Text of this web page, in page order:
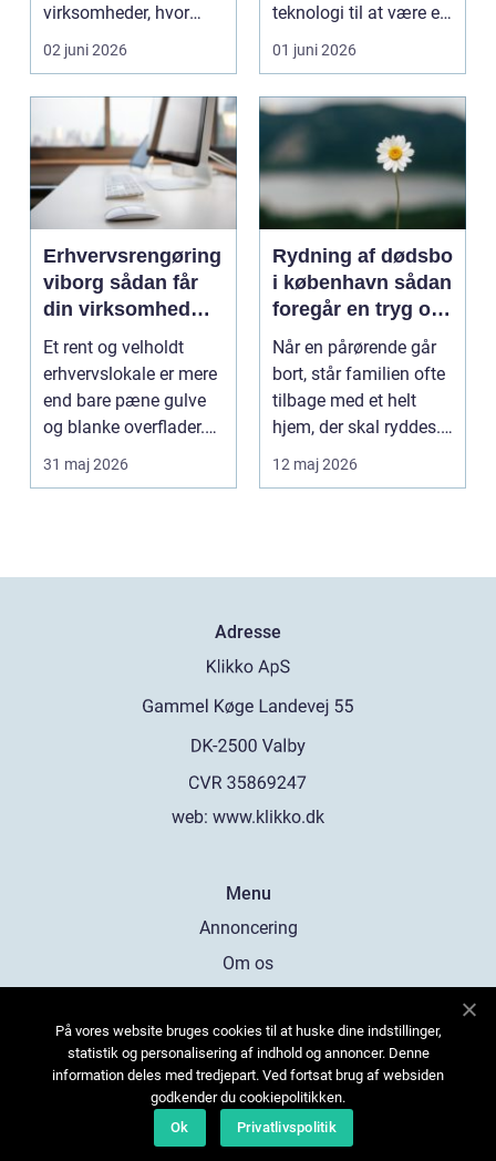
virksomheder, hvor
stabil forsyning af try...
02 juni 2026
teknologi til at være et
helt almindeligt ...
01 juni 2026
Erhvervsrengøring
viborg sådan får
din virksomhed
mere tid og bedre
arbejdsmiljø
Et rent og velholdt
erhvervslokale er mere
end bare pæne gulve
og blanke overflader.
Rengøringen påv...
31 maj 2026
Rydning af dødsbo
i københavn sådan
foregår en tryg og
effektiv proces
Når en pårørende går
bort, står familien ofte
tilbage med et helt
hjem, der skal ryddes.
Møbler, per...
12 maj 2026
Adresse
web: www.klikko.dk
Menu
Annoncering
Om os
Kontakt os
Sitemap
På vores website bruges cookies til at huske dine indstillinger,
statistik og personalisering af indhold og annoncer. Denne
information deles med tredjepart. Ved fortsat brug af websiden
godkender du cookiepolitikken.
Ok
Privatlivspolitik